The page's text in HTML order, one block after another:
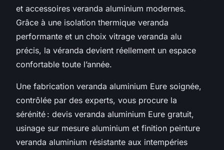
et accessoires veranda aluminium modernes.
Grâce à une isolation thermique veranda
performante et un choix vitrage veranda alu
précis, la véranda devient réellement un espace
confortable toute l’année.
Une fabrication veranda aluminium Eure soignée,
contrôlée par des experts, vous procure la
sérénité : devis veranda aluminium Eure gratuit,
usinage sur mesure aluminium et finition peinture
veranda aluminium résistante aux intempéries